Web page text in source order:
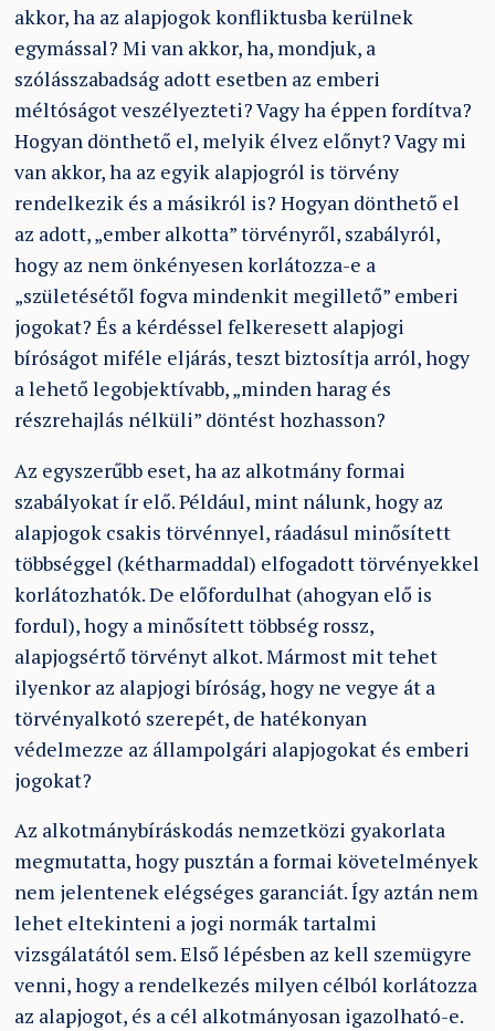
akkor, ha az alapjogok konfliktusba kerülnek
egymással? Mi van akkor, ha, mondjuk, a
szólásszabadság adott esetben az emberi
méltóságot veszélyezteti? Vagy ha éppen fordítva?
Hogyan dönthető el, melyik élvez előnyt? Vagy mi
van akkor, ha az egyik alapjogról is törvény
rendelkezik és a másikról is? Hogyan dönthető el
az adott, „ember alkotta” törvényről, szabályról,
hogy az nem önkényesen korlátozza-e a
„születésétől fogva mindenkit megillető” emberi
jogokat? És a kérdéssel felkeresett alapjogi
bíróságot miféle eljárás, teszt biztosítja arról, hogy
a lehető legobjektívabb, „minden harag és
részrehajlás nélküli” döntést hozhasson?
Az egyszerűbb eset, ha az alkotmány formai
szabályokat ír elő. Például, mint nálunk, hogy az
alapjogok csakis törvénnyel, ráadásul minősített
többséggel (kétharmaddal) elfogadott törvényekkel
korlátozhatók. De előfordulhat (ahogyan elő is
fordul), hogy a minősített többség rossz,
alapjogsértő törvényt alkot. Mármost mit tehet
ilyenkor az alapjogi bíróság, hogy ne vegye át a
törvényalkotó szerepét, de hatékonyan
védelmezze az állampolgári alapjogokat és emberi
jogokat?
Az alkotmánybíráskodás nemzetközi gyakorlata
megmutatta, hogy pusztán a formai követelmények
nem jelentenek elégséges garanciát. Így aztán nem
lehet eltekinteni a jogi normák tartalmi
vizsgálatától sem. Első lépésben az kell szemügyre
venni, hogy a rendelkezés milyen célból korlátozza
az alapjogot, és a cél alkotmányosan igazolható-e.